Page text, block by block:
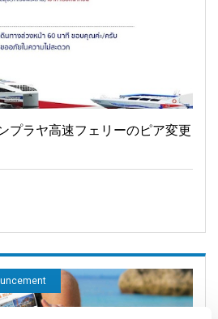
プラヤ高速フェリーのピア変更